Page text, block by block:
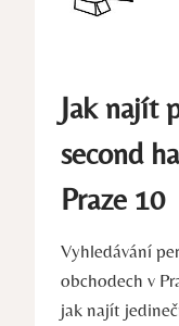
Jak najít
second
Praze 10
Vyhledávání
obchodech v
jak najít